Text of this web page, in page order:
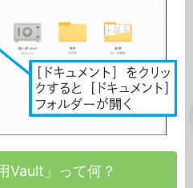
Vault」って何？